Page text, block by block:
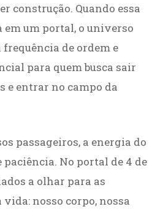
construção. Quando essa
em um portal, o universo
frequência de ordem e
para quem busca sair
e entrar no campo da
passageiros, a energia do
No portal de 4 de
a olhar para as
nosso corpo, nossa